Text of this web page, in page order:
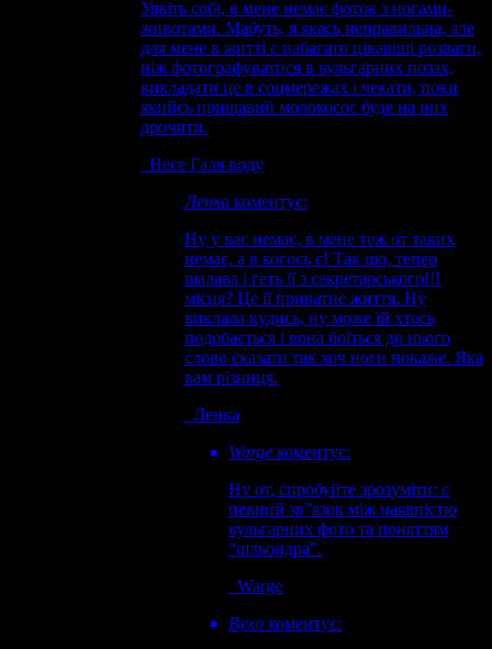
Уявіть собі, в мене немає фоток з ногами-
животами. Мабуть, я якась неправильна, але
для мене в житті є набагато цікавіші розваги,
ніж фотографуватися в вульгарних позах,
викладати це в соцмережах і чекати, поки
якийсь прищавий молокосос буде на них
дрочити.
Несе Галя воду
Ленка коментує:
Ну у вас немає, в мене теж от таких
немає, а в когось є! Так шо, тепер
шалава і геть її з секретарського!!!
місця? Це її приватне життя. Ну
виклала кудись, ну може їй хтось
подобається і вона боїться до нього
слово сказати так хоч ноги покаже. Яка
вам різниця.
Ленка
Warge коментує:
Ну от, спробуйте зрозуміти: є
певний зв”язок між наявністю
вульгарних фото та поняттям
“шльондра”.
Warge
Вухо коментує: